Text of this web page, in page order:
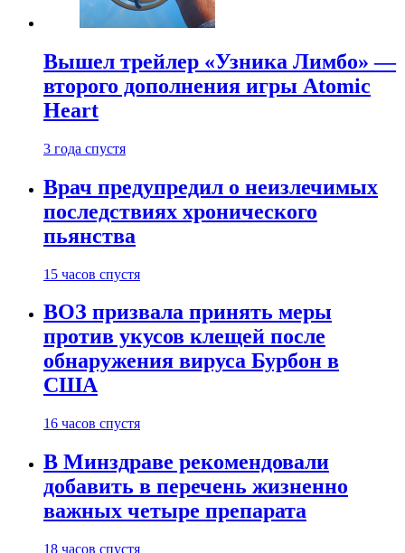
Вышел трейлер «Узника Лимбо» —
второго дополнения игры Atomic
Heart
3 года спустя
Врач предупредил о неизлечимых
последствиях хронического
пьянства
15 часов спустя
ВОЗ призвала принять меры
против укусов клещей после
обнаружения вируса Бурбон в
США
16 часов спустя
В Минздраве рекомендовали
добавить в перечень жизненно
важных четыре препарата
18 часов спустя